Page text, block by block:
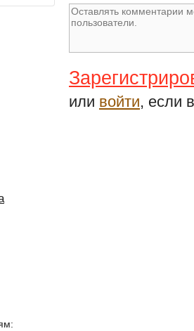
или войти, если